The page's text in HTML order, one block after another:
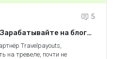
5
на блоге
создателя My-
Travelpayouts,
на тревеле, почти не